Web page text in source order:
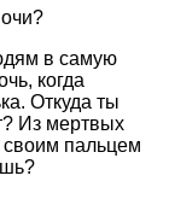
в самую
когда
Откуда ты
Из мертвых
своим пальцем